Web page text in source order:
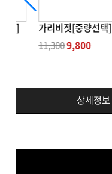
택]
가리비젓[중량선택]
11,3009,800
상세정보